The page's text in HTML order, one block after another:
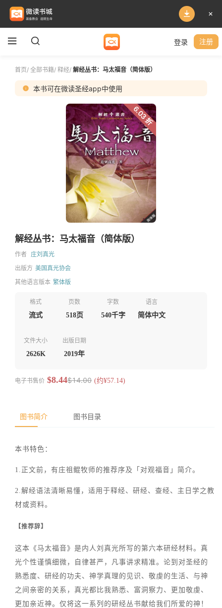
登录 注册
首页/ 全部书籍/ 释经/ 解经丛书：马太福音（简体版）
本书可在微读圣经app中使用
6.03 折
解经丛书：马太福音（简体版）
作者 庄刘真光
出版方 美国真光协会
其他语言版本 繁体版
格式
流式
页数
518页
字数
540千字
语言
简体中文
文件大小
2626K
出版日期
2019年
电子书售价 $8.44$14.00 (约¥57.14)
图书简介 图书目录
本书特色：
1.正文前，有庄祖鲲牧师的推荐序及「对观福音」简介。
2.解经语法清晰易懂，适用于释经、研经、查经、主日学之教
材或资料。
【推荐辞】
这本《马太福音》是内人刘真光所写的第六本研经材料。真
光个性谨慎细微，自律甚严，凡事讲求精准。论到对圣经的
熟悉度、研经的功夫、神学真理的见识、敬虔的生活、与神
之间亲密的关系，真光都比我熟悉、富洞察力、更加敬虔、
更加亲近神。仅将这一系列的研经丛书献给我们所爱的神！